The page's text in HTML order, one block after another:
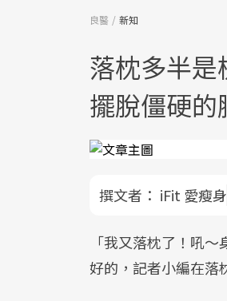
良醫 新知
落枕多半是
擺脫僵硬的
撰文者： iFit 愛瘦身
「我又落枕了！吼
好的，記者小編在落